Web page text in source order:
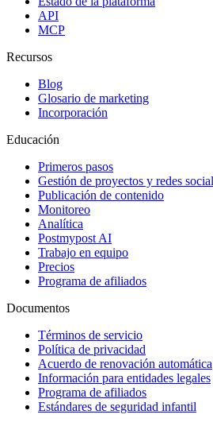
API
MCP
Recursos
Blog
Glosario de marketing
Incorporación
Educación
Primeros pasos
Gestión de proyectos y redes
Publicación de contenido
Monitoreo
Analítica
Postmypost AI
Trabajo en equipo
Precios
Programa de afiliados
Documentos
Términos de servicio
Política de privacidad
Acuerdo de renovación automática
Información para entidades legales
Programa de afiliados
Estándares de seguridad infantil